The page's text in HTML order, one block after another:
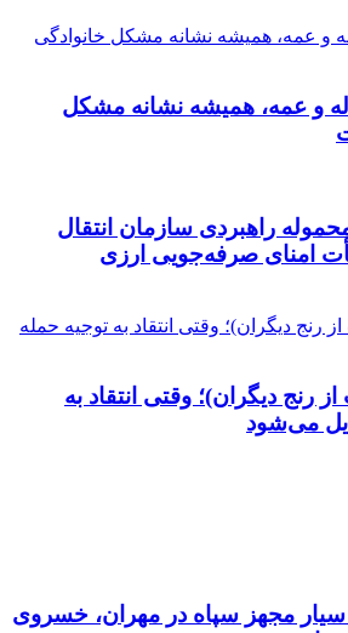
و عمه، همیشه نشانه مشکل
راهبردی سازمان انتقال
امنای صرفه‌جویی ارزی
رنج دیگران)؛ وقتی انتقاد به
می‌شود
سیار مجهز سپاه در مهران، خسروی